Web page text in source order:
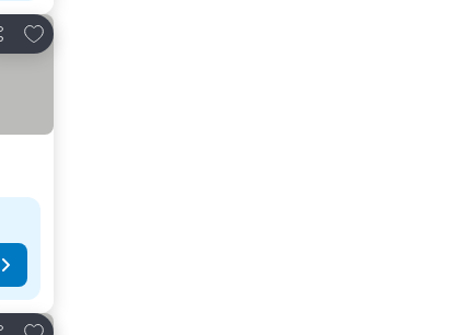
Ajouter à mes favoris
Ajouter à mes favoris